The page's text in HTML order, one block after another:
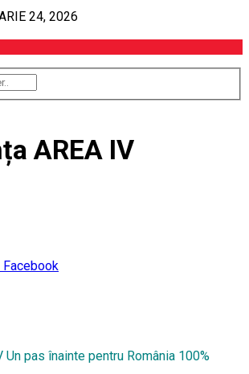
24, 2026
AREA IV
Un pas înainte pentru România 100%